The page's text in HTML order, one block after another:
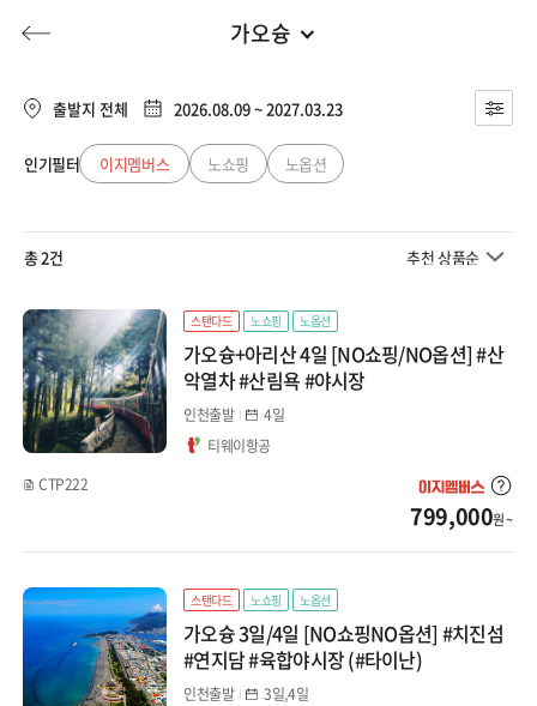
허니문 기획전/홈쇼핑 이벤트/혜택
투어플랜
허니문
가오슝
유럽/아프리카
동남아
일본
대만/홍콩/마카오
미주/캐나다/중남미
호주/뉴질랜드
몽골/중앙아시아
인도/네팔/스리랑카
대만
가오슝
홍콩/마카오
홍콩
출발지 전체 2026.08.09 ~ 2027.03.23
인기필터 이지멤버스 노쇼핑 노옵션
총 2건 추천 상품순
스탠다드 노쇼핑 노옵션
가오슝+아리산 4일 [NO쇼핑/NO옵션] #산
악열차 #산림욕 #야시장
인천출발
4일
티웨이항공
CTP222
799,000원 ~
스탠다드 노쇼핑 노옵션
가오슝 3일/4일 [NO쇼핑NO옵션] #치진섬
#연지담 #육합야시장 (#타이난)
인천출발
3일,4일